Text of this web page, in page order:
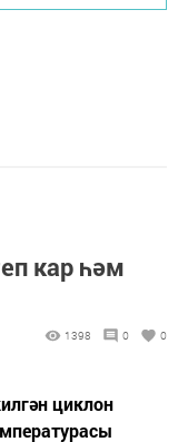
кар һәм
1398 0 0
циклон